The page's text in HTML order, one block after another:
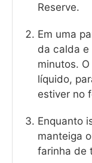
Reserve.
Em uma
da calda e
minutos.
líquido,
estiver no
Enquanto
manteiga
farinha de